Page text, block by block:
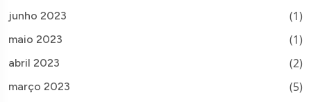
junho 2023 (1)
maio 2023 (1)
abril 2023 (2)
março 2023 (5)